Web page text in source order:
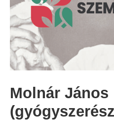
Molnár János